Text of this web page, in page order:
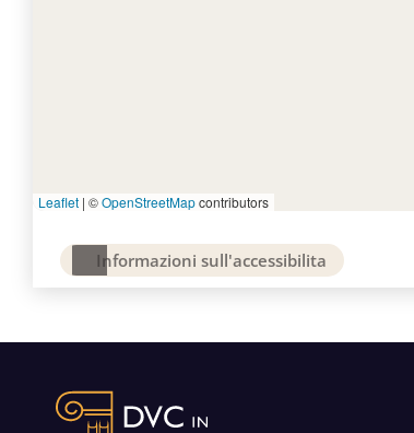
Leaflet | ©OpenStreetMapcontributors
Informazioni sull'accessibilita